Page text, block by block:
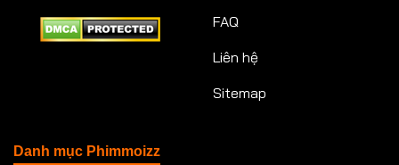
FAQ
Liên hệ
Sitemap
Danh mục Phimmoizz